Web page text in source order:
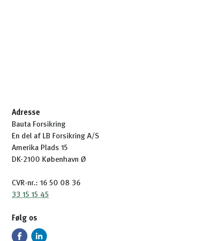
Adresse
Bauta Forsikring
En del af LB Forsikring A/S
Amerika Plads 15
DK-2100 København Ø
CVR-nr.: 16 50 08 36
33 15 15 45
Følg os